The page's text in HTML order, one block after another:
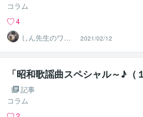
コラム
4
しん先生のワン
ポイント子育て
アドバイス
2021/02/12
「昭和歌謡曲スペシャル～♪（
記事
コラム